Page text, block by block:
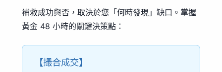
補救成功與否，取決於您「何時發現」缺口。掌握
黃金 48 小時的關鍵決策點：
【撮合成交】